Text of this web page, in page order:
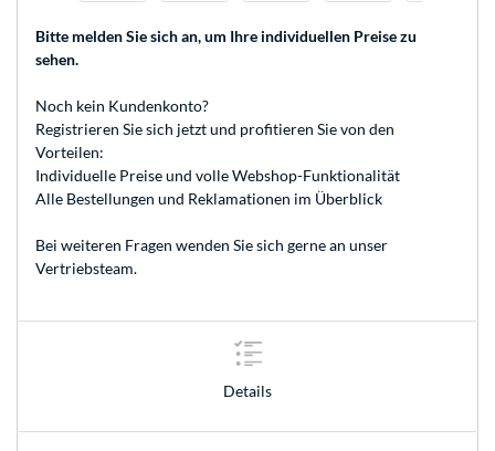
Bitte melden Sie sich an, um Ihre individuellen Preise zu
sehen.
Noch kein Kundenkonto?
Registrieren Sie sich jetzt und profitieren Sie von den
Vorteilen:
Individuelle Preise und volle Webshop-Funktionalität
Alle Bestellungen und Reklamationen im Überblick
Bei weiteren Fragen wenden Sie sich gerne an unser
Vertriebsteam.
Details